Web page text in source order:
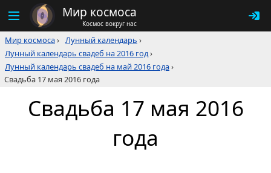
Мир космоса
Космос вокруг нас
Мир космоса› Лунный календарь ›
Лунный календарь свадеб на 2016 год›
Лунный календарь свадеб на май 2016 года›
Свадьба 17 мая 2016 года
Свадьба 17 мая 2016
года